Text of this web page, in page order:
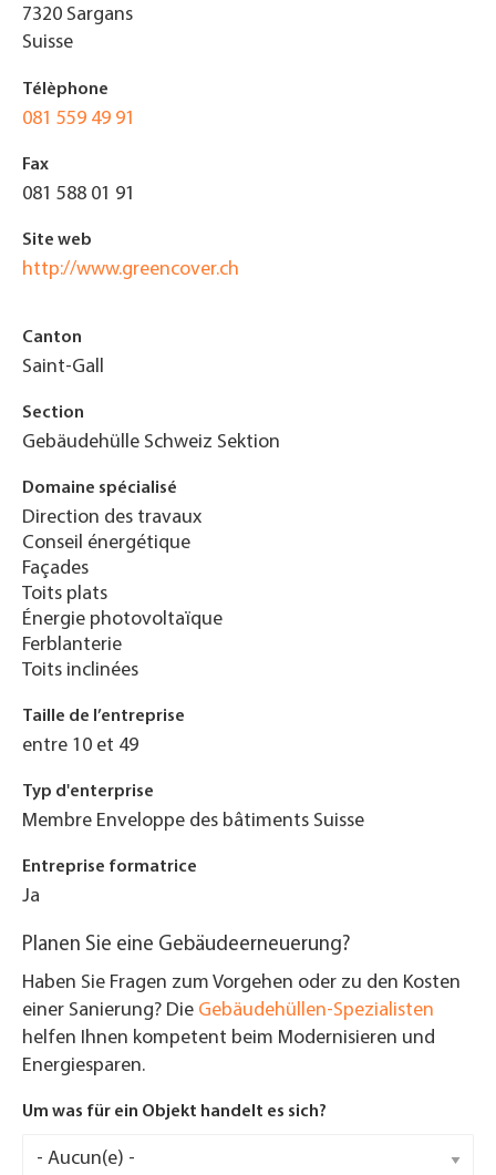
7320 Sargans
Suisse
Télèphone
081 559 49 91
Fax
081 588 01 91
Site web
http://www.greencover.ch
Canton
Saint-Gall
Section
Gebäudehülle Schweiz Sektion
Domaine spécialisé
Direction des travaux
Conseil énergétique
Façades
Toits plats
Énergie photovoltaïque
Ferblanterie
Toits inclinées
Taille de l’entreprise
entre 10 et 49
Typ d'enterprise
Membre Enveloppe des bâtiments Suisse
Entreprise formatrice
Ja
Planen Sie eine Gebäudeerneuerung?
Haben Sie Fragen zum Vorgehen oder zu den Kosten
einer Sanierung? Die Gebäudehüllen-Spezialisten
helfen Ihnen kompetent beim Modernisieren und
Energiesparen.
Um was für ein Objekt handelt es sich?